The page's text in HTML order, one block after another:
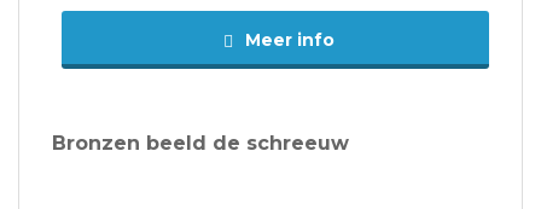
Meer info
Bronzen beeld de schreeuw